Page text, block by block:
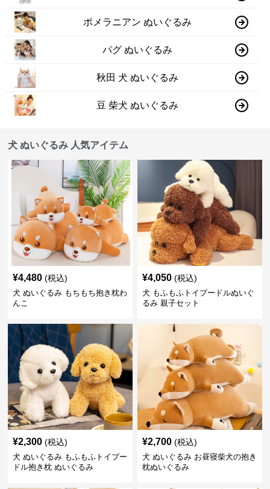
ポメラニアン ぬいぐるみ
パグ ぬいぐるみ
秋田 犬 ぬいぐるみ
豆 柴犬 ぬいぐるみ
犬 ぬいぐるみ 人気アイテム
¥4,480 (税込)
犬 ぬいぐるみ もちもち抱き枕わ
んこ
¥4,050 (税込)
犬 もふもふトイプードルぬいぐ
るみ 親子セット
¥2,300 (税込)
犬 ぬいぐるみ もふもふトイプー
ドル抱き枕 ぬいぐるみ
¥2,700 (税込)
犬 ぬいぐるみ お昼寝柴犬の抱き
枕ぬいぐるみ